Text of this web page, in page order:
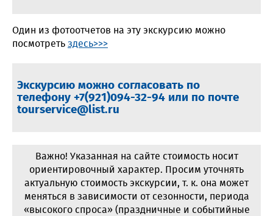
Один из фотоотчетов на эту экскурсию можно
посмотреть здесь>>>
Экскурсию можно согласовать по
телефону +7(921)094-32-94 или по почте
tourservice@list.ru
Важно! Указанная на сайте стоимость носит
ориентировочный характер. Просим уточнять
актуальную стоимость экскурсии, т. к. она может
меняться в зависимости от сезонности, периода
«высокого спроса» (праздничные и событийные